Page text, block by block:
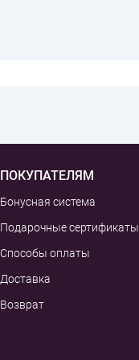
ПОКУПАТЕЛЯМ
Бонусная система
Подарочные сертификаты
Способы оплаты
Доставка
Возврат